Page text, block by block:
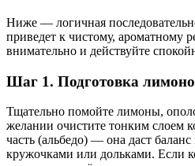
Ниже — логичная
приведет к чистому, ароматному
внимательно и действуйте
Шаг 1. Подготовка
Тщательно помойте лимоны,
желании очистите тонким слоем
часть (альбедо) — она даст
кружочками или дольками. Если